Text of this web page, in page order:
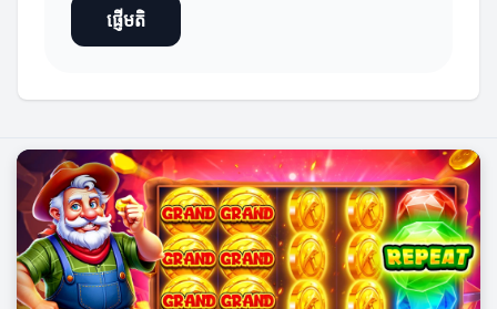
ផ្ញើមតិ